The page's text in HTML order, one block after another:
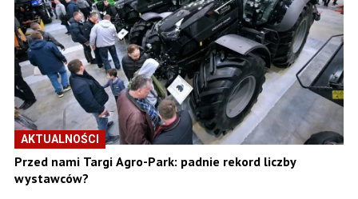
AKTUALNOŚCI
Przed nami Targi Agro-Park: padnie rekord liczby
wystawców?